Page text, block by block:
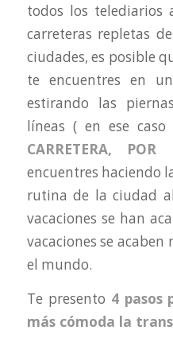
todos los telediarios
carreteras repletas
ciudades, es posible
te encuentres en
estirando las
líneas ( en ese
CARRETERA, POR
encuentres haciendo
rutina de la ciudad
vacaciones se han
vacaciones se acaben
el mundo.
Te presento 4 pasos
más cómoda la